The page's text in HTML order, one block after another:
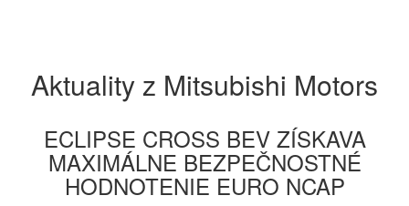
Aktuality z Mitsubishi Motors
ECLIPSE CROSS BEV ZÍSKAVA
MAXIMÁLNE BEZPEČNOSTNÉ
HODNOTENIE EURO NCAP